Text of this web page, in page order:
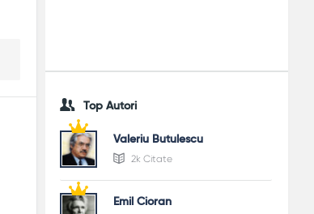
Top Autori
Valeriu Butulescu
2k Citate
Emil Cioran